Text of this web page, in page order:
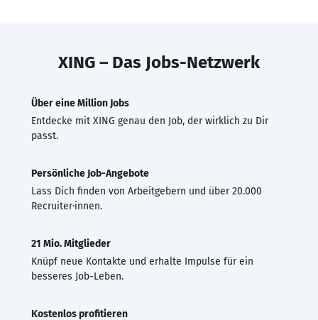
XING – Das Jobs-Netzwerk
Über eine Million Jobs
Entdecke mit XING genau den Job, der wirklich zu Dir
passt.
Persönliche Job-Angebote
Lass Dich finden von Arbeitgebern und über 20.000
Recruiter·innen.
21 Mio. Mitglieder
Knüpf neue Kontakte und erhalte Impulse für ein
besseres Job-Leben.
Kostenlos profitieren